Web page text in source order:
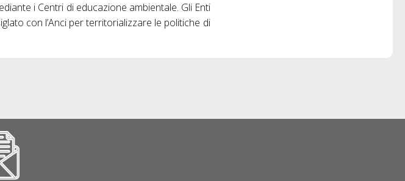
i Centri di educazione ambientale. Gli Enti
con l’Anci per territorializzare le politiche di